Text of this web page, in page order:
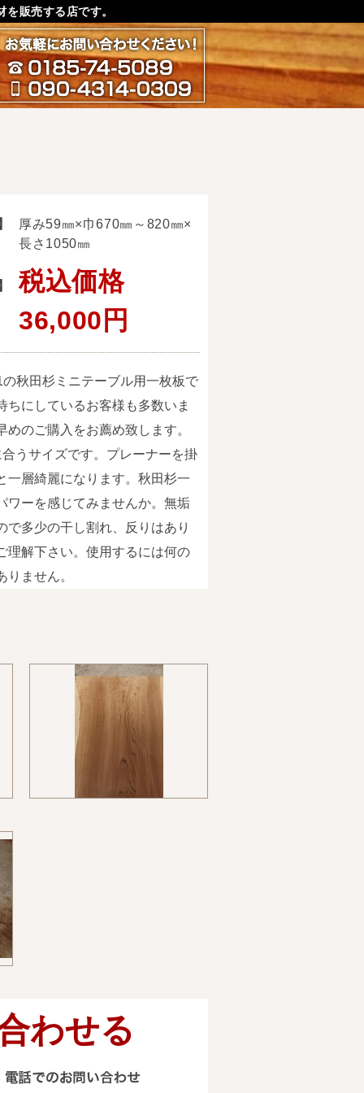
販売する店です。
お気軽にお問い合わせ下さ
0185-74-5089
090-4314-0309
厚み59㎜×巾670㎜～820㎜×
長さ1050㎜
税込価格
36,000円
秋田杉ミニテーブル用一枚板で
ちにしているお客様も多数いま
めのご購入をお薦め致します。
うサイズです。プレーナーを掛
一層綺麗になります。秋田杉一
ワーを感じてみませんか。無垢
で多少の干し割れ、反りはあり
理解下さい。使用するには何の
りません。
わせる